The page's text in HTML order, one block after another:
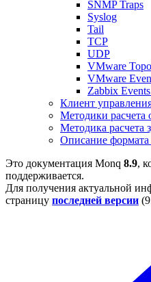
SNMP Traps
Syslog
Tail
TCP
UDP
VMware
VMware
Zabbix
Клиент
Методики расчета
Методика расчета
Описание формата
Это документация Monq 8.9,
поддерживается.
Для получения актуальной
страницу последней версии (